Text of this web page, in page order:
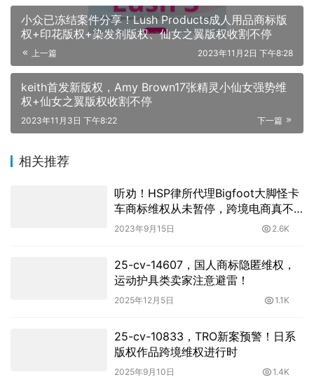
小众已冻结案件分享！Lush Products成人用品商标版
权+印花版权+染发剂版权、仙女之翼版权收割不停
上一篇 2023年11月2日 下午8:28
keith首发新版权，Amy Brown17张精灵小仙女强势维
权+仙女之翼版权收割不停
下一篇
2023年11月3日 下午8:22
相关推荐
听劝！HSP律所代理Bigfoot大脚怪卡
车商标维权从未暂停，跨境电商真不
能卖
2023年9月15日 2.6K
25-cv-14607，国人商标隐匿维权，
运动护具类卖家注意避雷！
2025年12月5日 1.1K
25-cv-10833，TRO新案预警！日系
版权作品跨境维权进行时
2025年9月10日 1.4K